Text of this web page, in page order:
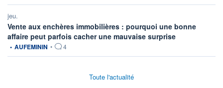
jeu.
Vente aux enchères immobilières : pourquoi une bonne
affaire peut parfois cacher une mauvaise surprise
• AUFEMININ • 4
Toute l'actualité